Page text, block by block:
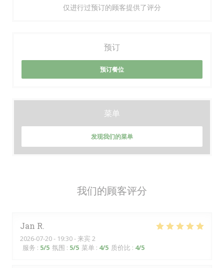
我们的顾客评分
Jan R
2026-07-20- 19:30 - 来宾 2
服务 : 5/5 氛围 : 5/5 菜单 : 4/5 质价比 : 4/5
仅进行过预订的顾客提供了评分
预订
预订餐位
菜单
发现我们的菜单